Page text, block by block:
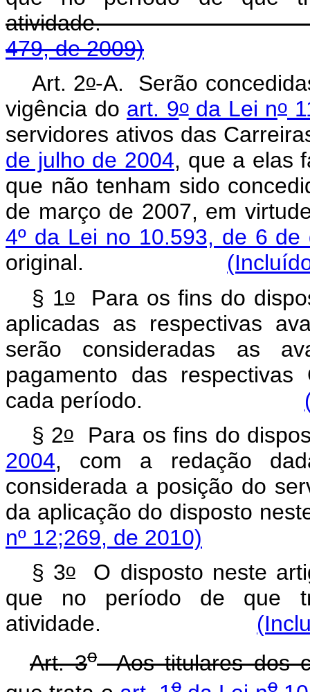
479, de 2009)
Art. 2o-A. Serão
vigência do art. 9oda Lei no
servidores ativos das
de julho de 2004, que a elas
que não tenham sido
de março de 2007, em
4º da Lei no 10.593, de 6 de
original.
§ 1oPara os fins do
aplicadas as respectivas
serão consideradas as
pagamento das
cada período.
§ 2oPara os fins do
2004, com a redação
considerada a posição do
da aplicação do
nº 12;269, de 2010)
§ 3o
O disposto neste
que no período de que
atividade.
Art. 3oAos titulares dos
o o